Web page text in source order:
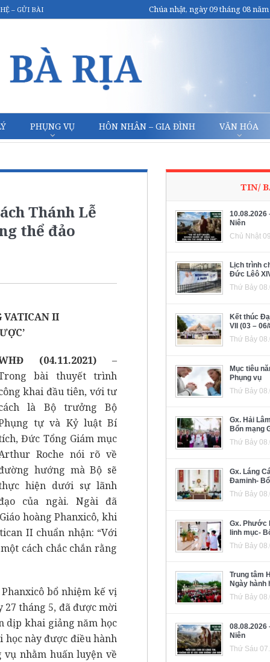
– GỬI BÀI Chúa nhật, ngày 09 tháng 08 năm
PHỤNG VỤ HÔN NHÂN – GIA ĐÌNH VĂN HÓA
Thánh Lễ
thể đảo
VATICAN II
(04.11.2021) –
bài thuyết trình
khai đầu tiên, với tư
là Bộ trưởng Bộ
tự và Kỷ luật Bí
Đức Tổng Giám mục
Roche nói rõ về
hướng mà Bộ sẽ
hiện dưới sự lãnh
của ngài. Ngài đã
hoàng Phanxicô, khi
II chuẩn nhận: “Với
cách chắc chắn rằng
bổ nhiệm kế vị
27 tháng 5, đã được mời
dịp khai giảng năm học
học này được điều hành
nhằm huấn luyện về
TIN/
10.08.2026
Niên
Chủ Nhật
Lịch trình
Đức Lêô
Thứ Bảy
Kết thúc
VII (03 –
Thứ Bảy
Mục tiêu
Phụng vụ
Thứ Bảy
Gx. Hải
Bổn mạng
Thứ Bảy
Gx. Láng
Đaminh-
Thứ Bảy
Gx. Phước
linh mục-
Thứ Bảy
Trung tâm
Ngày hành
Thứ Bảy
08.08.2026
Niên
Thứ Sáu